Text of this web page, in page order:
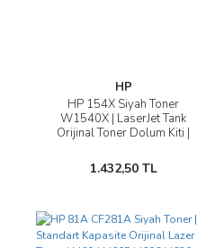
HP
HP 154X Siyah Toner
W1540X | LaserJet Tank
Orijinal Toner Dolum Kiti |
1602w 2604sdw Uyumlu
1.432,50 TL